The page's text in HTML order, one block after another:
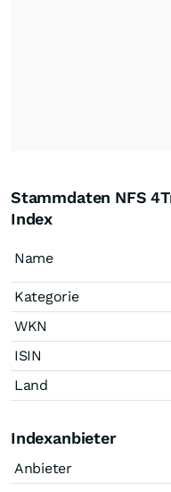
Stammdaten NFS
Index
Name
Kategorie
WKN
ISIN
Land
Indexanbieter
Anbieter